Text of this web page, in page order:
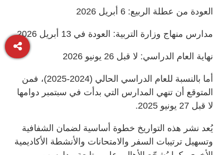
العودة من عطلة الربيع: 6 أبريل 2026
مدارس منهاج وزارة التربية: العودة في 13 أبريل 2026
نهاية العام الدراسي: لا قبل 26 يونيو 2026
أما بالنسبة للعام الدراسي الحالي (2024-2025)، فمن
المتوقع أن تنهي المدارس التي بدأت في سبتمبر دوامها
لا قبل 27 يونيو 2025.
يُعد نشر هذه التواريخ خطوة أساسية لضمان الشفافية
وتسهيل ترتيبات السفر والامتحانات والأنشطة الأكاديمية